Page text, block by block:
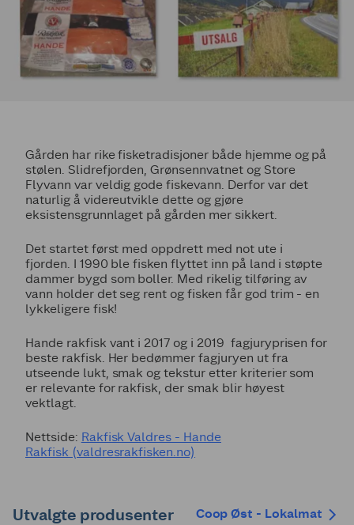
Gården har rike fisketradisjoner både hjemme og på
stølen. Slidrefjorden, Grønsennvatnet og Store
Flyvann var veldig gode fiskevann. Derfor var det
naturlig å videreutvikle dette og gjøre
eksistensgrunnlaget på gården mer sikkert.
Det startet først med oppdrett med not ute i
fjorden. I 1990 ble fisken flyttet inn på land i støpte
dammer bygd som boller. Med rikelig tilføring av
vann holder det seg rent og fisken får god trim - en
lykkeligere fisk!
Hande rakfisk vant i 2017 og i 2019 fagjuryprisen for
beste rakfisk. Her bedømmer fagjuryen ut fra
utseende lukt, smak og tekstur etter kriterier som
er relevante for rakfisk, der smak blir høyest
vektlagt.
Nettside: Rakfisk Valdres - Hande
Rakfisk (valdresrakfisken.no)
Utvalgte produsenter Coop Øst - Lokalmat